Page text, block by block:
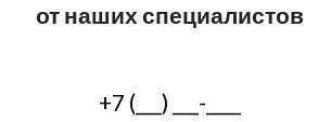
от наших специалистов